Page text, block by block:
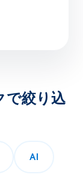
で絞り込
AI